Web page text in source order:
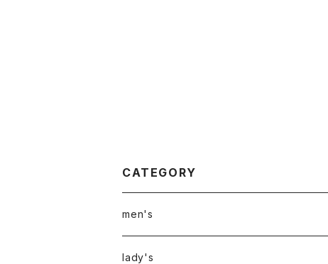
CATEGORY
men's
アウター
lady's